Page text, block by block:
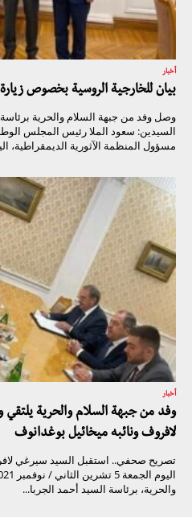
أخبار
بيان للخارجية الروسية بخصوص
وصل وفد من جبهة السلام والحرية
السيدين: سعود الملا رئيس المجلس
مسؤول المنظمة الآثورية الديمقراطية،
أخبار
وفد من جبهة السلام والحرية يلتقي
لافروف ونائبه ميخائيل بوغدانوف
تصريح صحفي.. استقبل السيد سيرغي
والحرية، برئاسة السيد أحمد الجربا...